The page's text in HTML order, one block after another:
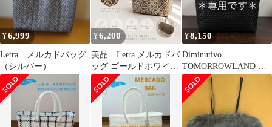
¥6,999
Letra メルカドバッグ
（シルバー）
¥6,200
美品 Letra メルカドバ
ッグ ゴールドホワイト
XS 浴衣 着物 人気
¥8,150
Diminutivo
TOMORROWLAND ハ
ンドルバッグ です♩